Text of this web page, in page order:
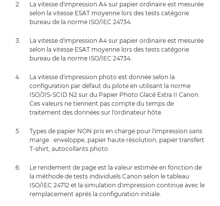
La vitesse d'impression A4 sur papier ordinaire est mesurée
selon la vitesse ESAT moyenne lors des tests catégorie
bureau de la norme ISO/IEC 24734.
La vitesse d'impression A4 sur papier ordinaire est mesurée
selon la vitesse ESAT moyenne lors des tests catégorie
bureau de la norme ISO/IEC 24734.
La vitesse d'impression photo est donnée selon la
configuration par défaut du pilote en utilisant la norme
ISO/JIS-SCID N2 sur du Papier Photo Glacé Extra II Canon.
Ces valeurs ne tiennent pas compte du temps de
traitement des données sur l'ordinateur hôte.
Types de papier NON pris en charge pour l'impression sans
marge : enveloppe, papier haute résolution, papier transfert
T-shirt, autocollants photo.
Le rendement de page est la valeur estimée en fonction de
la méthode de tests individuels Canon selon le tableau
ISO/IEC 24712 et la simulation d'impression continue avec le
remplacement après la configuration initiale.